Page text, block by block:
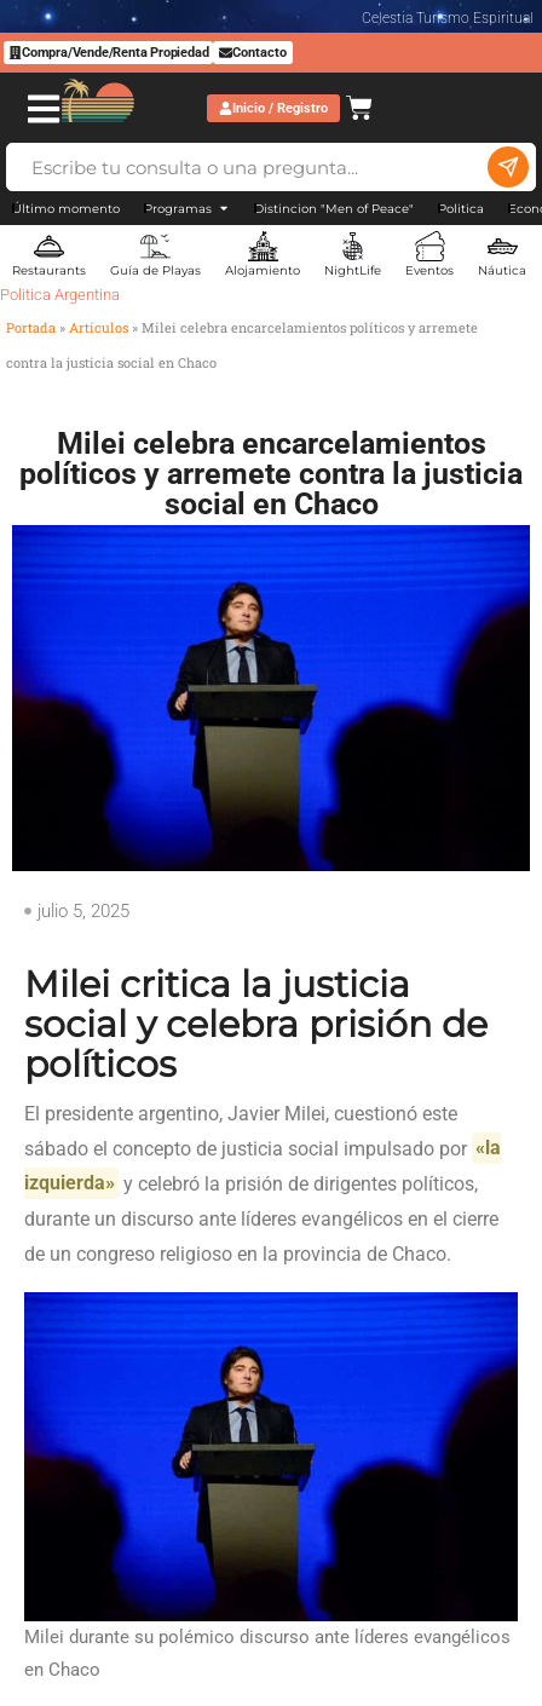
Celestia Turismo Espiritual
Compra/Vende/Renta Propiedad Contacto
Inicio / Registro
Último momento Programas Distincion "Men of Peace" Politica
Restaurants Guía de Playas Alojamiento NightLife Eventos Náutica
Politica Argentina
Portada » Artículos » Milei celebra encarcelamientos políticos y arremete
contra la justicia social en Chaco
Milei celebra encarcelamientos
políticos y arremete contra la justicia
social en Chaco
julio 5, 2025
Milei critica la justicia
social y celebra prisión de
políticos
El presidente argentino, Javier Milei, cuestionó este
sábado el concepto de justicia social impulsado por «la
izquierda» y celebró la prisión de dirigentes políticos,
durante un discurso ante líderes evangélicos en el cierre
de un congreso religioso en la provincia de Chaco.
Milei durante su polémico discurso ante líderes evangélicos
en Chaco